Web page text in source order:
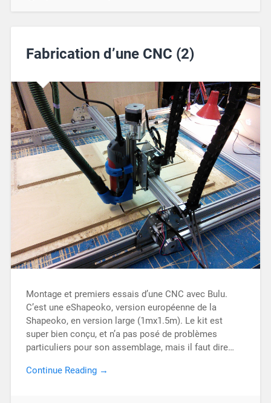
Fabrication d’une CNC (2)
Montage et premiers essais d’une CNC avec Bulu.
C’est une eShapeoko, version européenne de la
Shapeoko, en version large (1mx1.5m). Le kit est
super bien conçu, et n’a pas posé de problèmes
particuliers pour son assemblage, mais il faut dire…
Continue Reading →